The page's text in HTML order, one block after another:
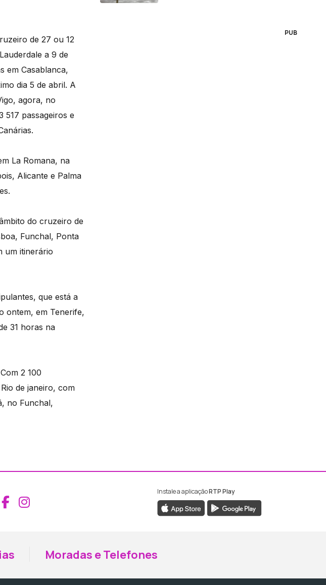
de 27 ou 12
a 9 de
em Casablanca,
dia 5 de abril. A
agora, no
517 passageiros e
La Romana, na
Alicante e Palma
do cruzeiro de
Funchal, Ponta
um itinerário
que está a
ontem, em Tenerife,
31 horas na
2 100
de janeiro, com
no Funchal,
PUB
Aceder ao Facebook da RTP Madeira
Aceder ao Instagram da RTP Madeira
Instale a aplicaçãoRTP Play
Moradas e Telefones